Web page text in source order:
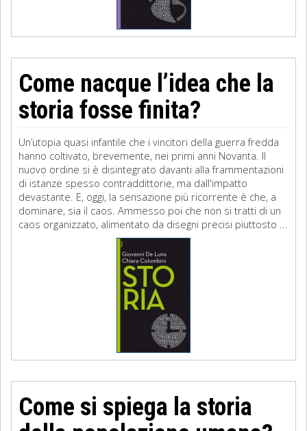
Come nacque l’idea che la
storia fosse finita?
Un’utopia quasi infantile che i vincitori della guerra fredda
hanno coltivato, brevemente, nei primi anni Novanta. Il
nuovo ordine si è disintegrato davanti alla frammentazioni
di istanze spesso contraddittorie, ma dall'impatto
devastante. E, oggi, la sensazione più ricorrente è che, a
dominare, sia il caos. Ammesso poi che non si tratti di un
caos organizzato, alimentato da disegni precisi piuttosto ...
Come si spiega la storia